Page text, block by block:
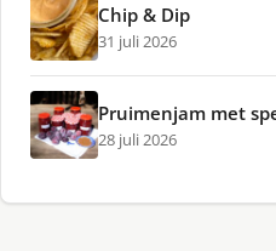
Chip & Dip
31 juli 2026
Pruimenjam met
28 juli 2026